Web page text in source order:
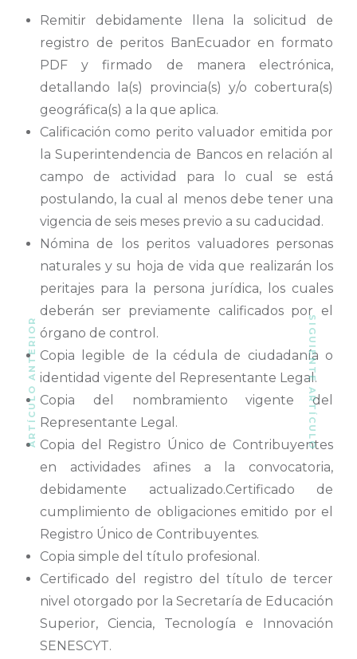
Remitir debidamente llena la solicitud de
registro de peritos BanEcuador en formato
PDF y firmado de manera electrónica,
detallando la(s) provincia(s) y/o cobertura(s)
geográfica(s) a la que aplica.
Calificación como perito valuador emitida por
la Superintendencia de Bancos en relación al
campo de actividad para lo cual se está
postulando, la cual al menos debe tener una
vigencia de seis meses previo a su caducidad.
Nómina de los peritos valuadores personas
naturales y su hoja de vida que realizarán los
peritajes para la persona jurídica, los cuales
deberán ser previamente calificados por el
órgano de control.
Copia legible de la cédula de ciudadanía o
identidad vigente del Representante Legal.
Copia del nombramiento vigente del
Representante Legal.
Copia del Registro Único de Contribuyentes
en actividades afines a la convocatoria,
debidamente actualizado.Certificado de
cumplimiento de obligaciones emitido por el
Registro Único de Contribuyentes.
Copia simple del título profesional.
Certificado del registro del título de tercer
nivel otorgado por la Secretaría de Educación
Superior, Ciencia, Tecnología e Innovación
SENESCYT.
ARTÍCULO ANTERIOR SIGUIENTE ARTÍCULO